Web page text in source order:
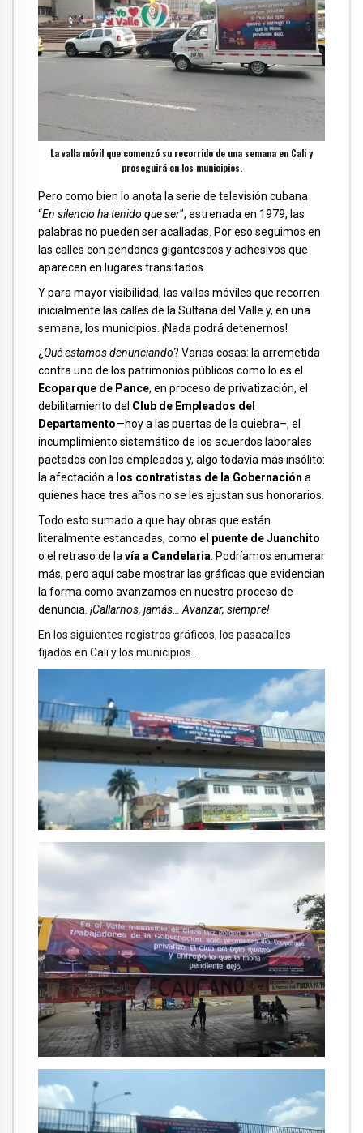
La valla móvil que comenzó su recorrido de una semana en Cali y
proseguirá en los municipios.
Pero como bien lo anota la serie de televisión cubana
“En silencio ha tenido que ser”, estrenada en 1979, las
palabras no pueden ser acalladas. Por eso seguimos en
las calles con pendones gigantescos y adhesivos que
aparecen en lugares transitados.
Y para mayor visibilidad, las vallas móviles que recorren
inicialmente las calles de la Sultana del Valle y, en una
semana, los municipios. ¡Nada podrá detenernos!
¿Qué estamos denunciando? Varias cosas: la arremetida
contra uno de los patrimonios públicos como lo es el
Ecoparque de Pance, en proceso de privatización, el
debilitamiento del Club de Empleados del
Departamento—hoy a las puertas de la quiebra–, el
incumplimiento sistemático de los acuerdos laborales
pactados con los empleados y, algo todavía más insólito:
la afectación a los contratistas de la Gobernación a
quienes hace tres años no se les ajustan sus honorarios.
Todo esto sumado a que hay obras que están
literalmente estancadas, como el puente de Juanchito
o el retraso de la vía a Candelaria . Podríamos enumerar
más, pero aquí cabe mostrar las gráficas que evidencian
la forma como avanzamos en nuestro proceso de
denuncia. ¡Callarnos, jamás… Avanzar, siempre!
En los siguientes registros gráficos, los pasacalles
fijados en Cali y los municipios…